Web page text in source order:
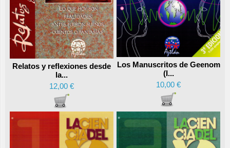
Relatos y reflexiones desde
la...
12,00 €
Los Manuscritos de Geenom
(I...
10,00 €